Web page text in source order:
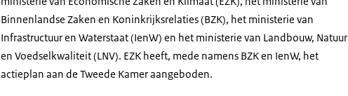
Binnenlandse Zaken en Koninkrijksrelaties (BZK), het ministerie van
Infrastructuur en Waterstaat (IenW) en het ministerie van Landbouw, Natuur
en Voedselkwaliteit (LNV). EZK heeft, mede namens BZK en IenW, het
actieplan aan de Tweede Kamer aangeboden.